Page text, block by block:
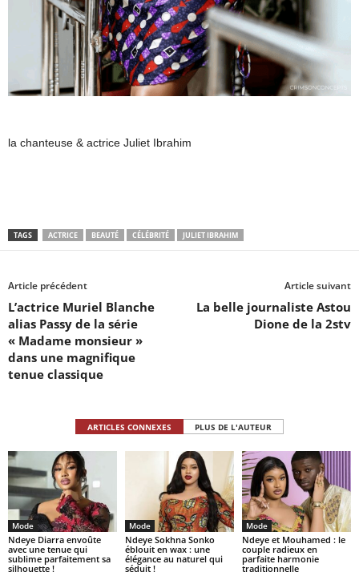
la chanteuse & actrice Juliet Ibrahim
TAGS ACTRICE BEAUTÉ CÉLÉBRITÉ JULIET IBRAHIM
Article précédent
L’actrice Muriel Blanche
alias Passy de la série
« Madame monsieur »
dans une magnifique
tenue classique
Article suivant
La belle journaliste Astou
Dione de la 2stv
ARTICLES CONNEXES PLUS DE L'AUTEUR
Mode
Ndeye Diarra envoûte
avec une tenue qui
sublime parfaitement sa
silhouette !
Mode
Ndeye Sokhna Sonko
éblouit en wax : une
élégance au naturel qui
séduit !
Mode
Ndeye et Mouhamed : le
couple radieux en
parfaite harmonie
traditionnelle